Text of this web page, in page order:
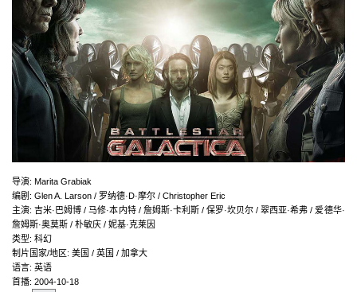
导演: Marita Grabiak
编剧 : Glen A. Larson / 罗纳德·D·摩尔 / Christopher Eric
主演:吉米·巴姆博 / 马修·本内特 / 詹姆斯·卡利斯 / 保罗·坎贝尔 / 翠西亚·希弗 / 爱德华·
詹姆斯·奥莫斯 / 朴敏庆 / 妮基·克莱因
类型: 科幻
制片国家/地区: 美国 / 英国 / 加拿大
语言: 英语
首播: 2004-10-18